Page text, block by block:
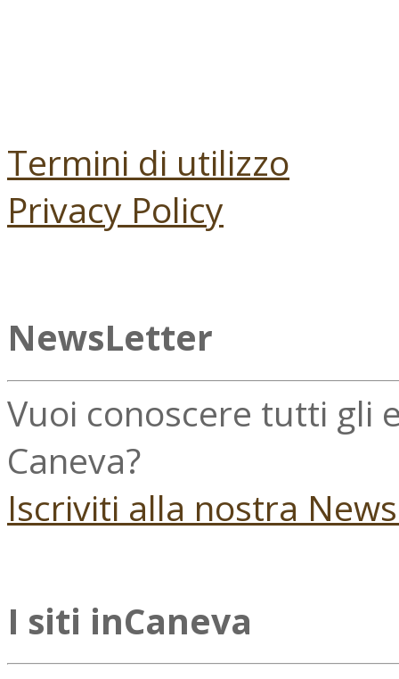
Termini di utilizzo
Privacy Policy
NewsLetter
Vuoi conoscere tutti gli
Caneva?
Iscriviti alla nostra
I siti inCaneva